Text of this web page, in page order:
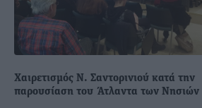
Χαιρετισμός Ν. Σαντορινιού κατά την
παρουσίαση του Άτλαντα των Νησιών